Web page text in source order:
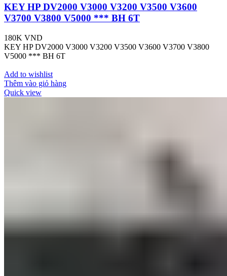
KEY HP DV2000 V3000 V3200 V3500 V3600
V3700 V3800 V5000 *** BH 6T
180K VND
KEY HP DV2000 V3000 V3200 V3500 V3600 V3700 V3800
V5000 *** BH 6T
Add to wishlist
Thêm vào giỏ hàng
Quick view